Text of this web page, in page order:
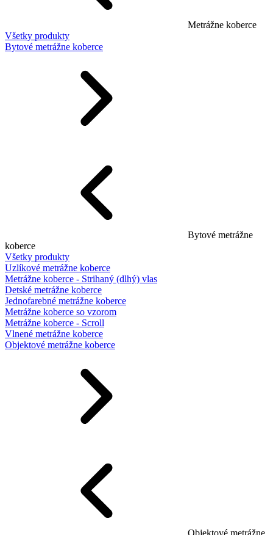
Metrážne koberce
Všetky produkty
Bytové metrážne koberce
Bytové metrážne
koberce
Všetky produkty
Uzlíkové metrážne koberce
Metrážne koberce - Strihaný (dlhý) vlas
Detské metrážne koberce
Jednofarebné metrážne koberce
Metrážne koberce so vzorom
Metrážne koberce - Scroll
Vlnené metrážne koberce
Objektové metrážne koberce
Objektové metrážne